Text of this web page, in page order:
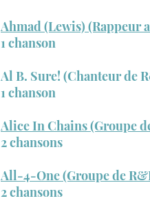
Ahmad (Lewis) (Rappeur
1 chanson
Al B. Sure! (Chanteur de
1 chanson
Alice In Chains (Groupe
2 chansons
All-4-One (Groupe de
2 chansons